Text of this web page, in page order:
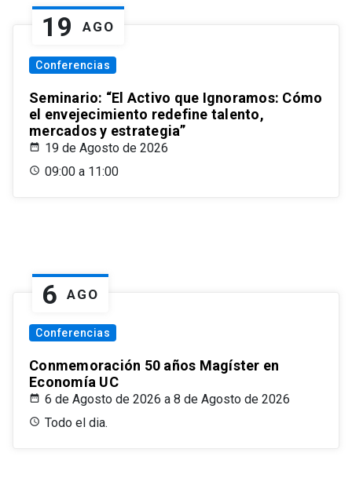
19 AGO
Conferencias
Seminario: “El Activo que Ignoramos: Cómo
el envejecimiento redefine talento,
mercados y estrategia”
19 de Agosto de 2026
09:00 a 11:00
6 AGO
Conferencias
Conmemoración 50 años Magíster en
Economía UC
6 de Agosto de 2026 a 8 de Agosto de 2026
Todo el dia.